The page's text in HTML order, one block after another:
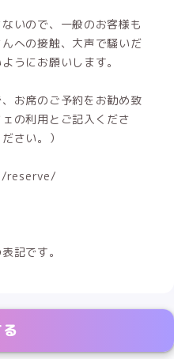
いので、一般のお客様も
への接触、大声で騒いだ
うにお願いします。
お席のご予約をお勧め致
の利用とご記入くださ
さい。）
reserve/
記です。